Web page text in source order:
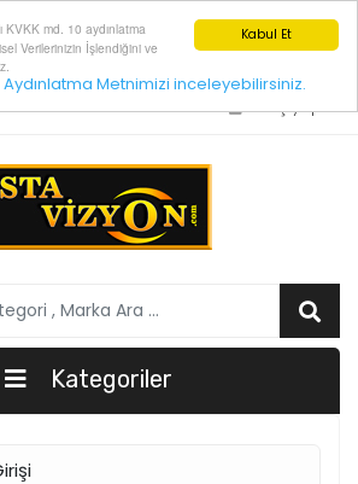
Kabul Et
KVKK md. 10 aydınlatma
Verilerinizin İşlendiğini ve
Aydınlatma Metnimizi inceleyebilirsiniz.
Giriş yap
Kategoriler